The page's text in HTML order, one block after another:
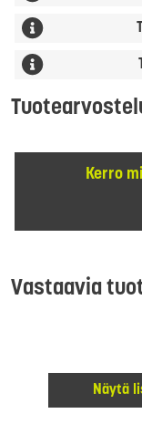
Kerro
Vastaavia
Näytä